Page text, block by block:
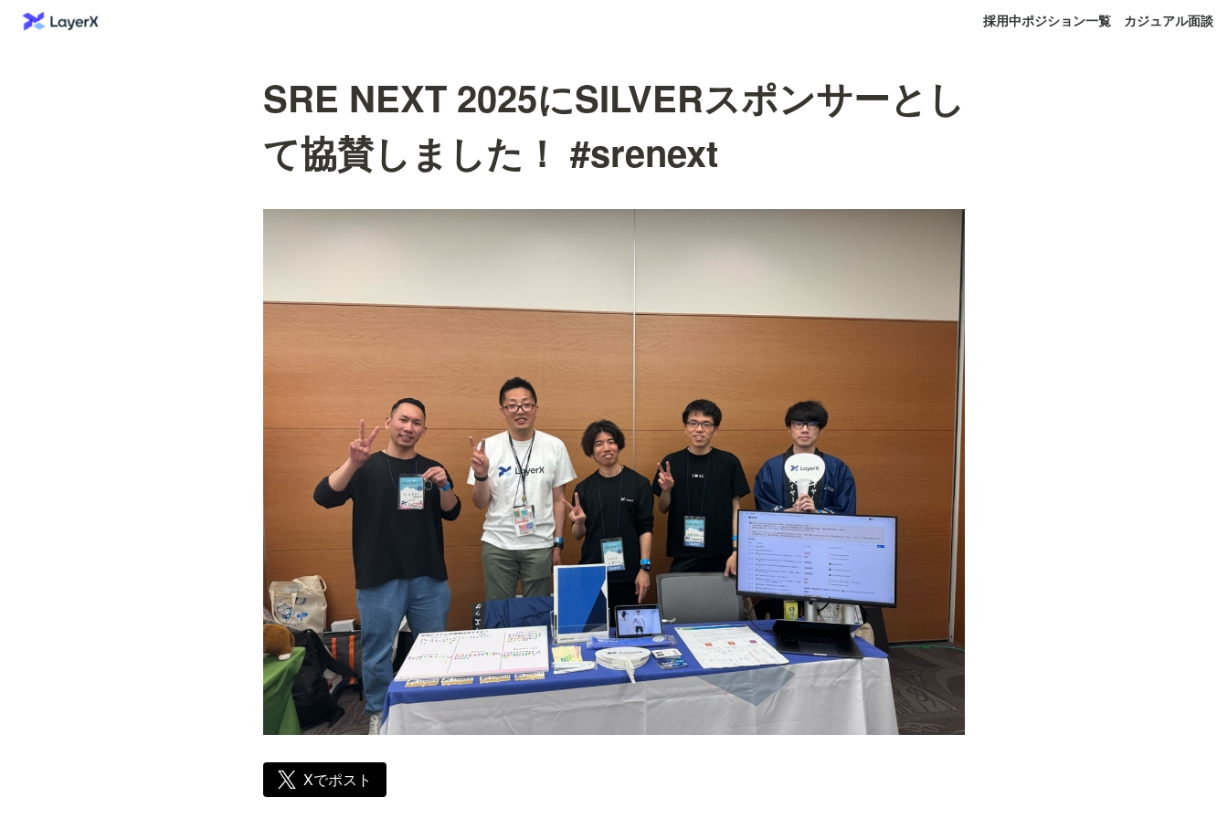
採用中ポジション一覧 カジュアル面談
SRE NEXT 2025にSILVERスポンサーとし
て協賛しました！ #srenext
Xでポスト